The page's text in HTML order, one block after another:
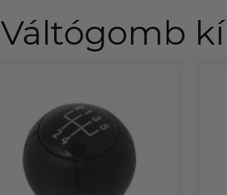
Váltógomb